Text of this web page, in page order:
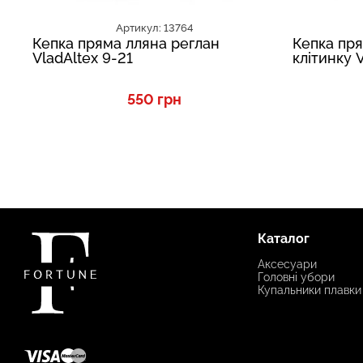
Артикул: 13764
Кепка пряма лляна реглан
VladAltex 9-21
550 грн
Кепка
клітинку
Каталог
Аксесуари
Головні убори
Купальники